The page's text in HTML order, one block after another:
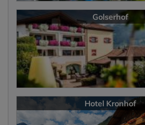
Golserhof
Hotel Kronhof